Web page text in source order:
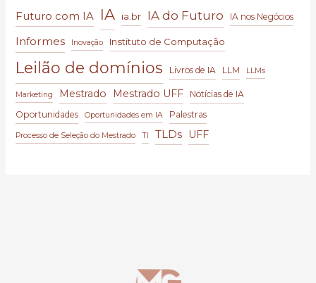
Futuro com IA IA ia.br IA do Futuro IA nos Negócios
Informes Inovação Instituto de Computação
Leilão de domínios Livros de IA LLM LLMs
Marketing Mestrado Mestrado UFF
Notícias de IA
Oportunidades
Oportunidades em IA Palestras
Processo de Seleção do Mestrado TI TLDs UFF